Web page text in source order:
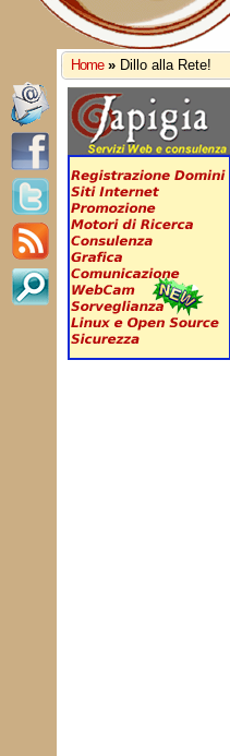
Home » Dillo alla Rete!